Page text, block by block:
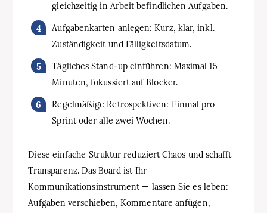
gleichzeitig in Arbeit befindlichen Aufgaben.
Aufgabenkarten anlegen: Kurz, klar, inkl.
Zuständigkeit und Fälligkeitsdatum.
Tägliches Stand-up einführen: Maximal 15
Minuten, fokussiert auf Blocker.
Regelmäßige Retrospektiven: Einmal pro
Sprint oder alle zwei Wochen.
Diese einfache Struktur reduziert Chaos und schafft
Transparenz. Das Board ist Ihr
Kommunikationsinstrument — lassen Sie es leben:
Aufgaben verschieben, Kommentare anfügen,